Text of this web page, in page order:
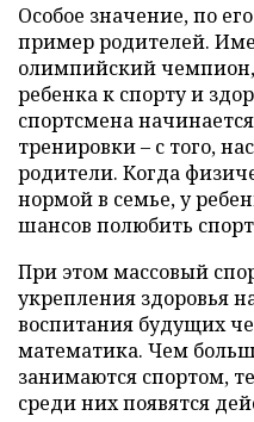
Особое значение, по
пример родителей.
олимпийский
ребенка к спорту и
спортсмена
тренировки – с того,
родители. Когда
нормой в семье, у
шансов полюбить
При этом массовый
укрепления здоровья
воспитания будущих
математика. Чем
занимаются спортом,
среди них появятся